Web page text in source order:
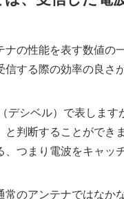
ナの性能を表す数値の
する際の効率の良さ
デシベル）で表しま
と判断することができ
つまり電波をキャッ
常のアンテナではな